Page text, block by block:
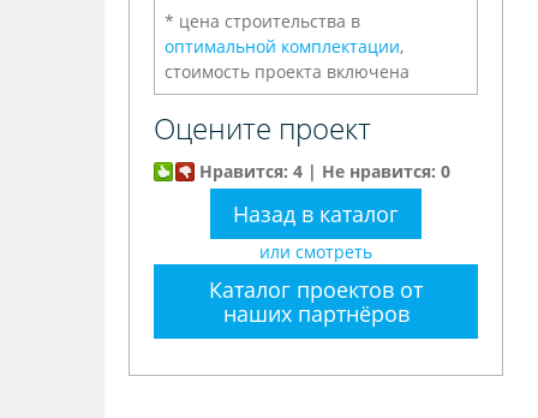
* цена строительства в
оптимальной комплектации,
стоимость проекта включена
Оцените проект
Нравится: 4 | Не нравится: 0
Назад в каталог
или смотреть
Каталог проектов от
наших партнёров